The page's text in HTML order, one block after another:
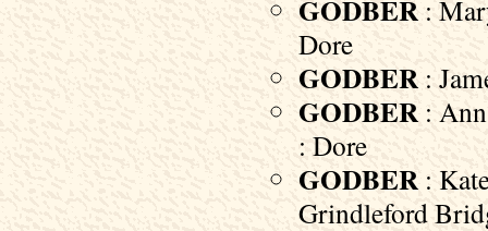
GODBER :
Dore
GODBER :
GODBER: Ann
: Dore
GODBER :
Grindleford